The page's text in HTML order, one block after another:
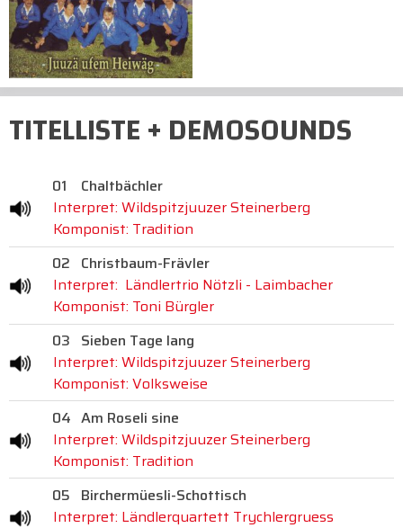
TITELLISTE + DEMOSOUNDS
01
Chaltbächler
Interpret: Wildspitzjuuzer Steinerberg
Komponist: Tradition
02 Christbaum-Frävler
Interpret: Ländlertrio Nötzli - Laimbacher
Komponist: Toni Bürgler
03 Sieben Tage lang
Interpret: Wildspitzjuuzer Steinerberg
Komponist: Volksweise
04 Am Roseli sine
Interpret: Wildspitzjuuzer Steinerberg
Komponist: Tradition
05 Birchermüesli-Schottisch
Interpret: Ländlerquartett Trychlergruess